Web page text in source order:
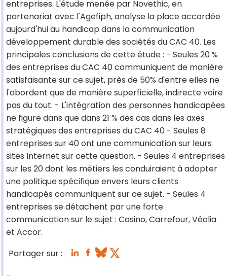
entreprises. L'étude menée par Novethic, en
partenariat avec l'Agefiph, analyse la place accordée
aujourd'hui au handicap dans la communication
développement durable des sociétés du CAC 40. Les
principales conclusions de cette étude : - Seules 20 %
des entreprises du CAC 40 communiquent de manière
satisfaisante sur ce sujet, près de 50% d'entre elles ne
l'abordent que de manière superficielle, indirecte voire
pas du tout. - L'intégration des personnes handicapées
ne figure dans que dans 21 % des cas dans les axes
stratégiques des entreprises du CAC 40 - Seules 8
entreprises sur 40 ont une communication sur leurs
sites Internet sur cette question. - Seules 4 entreprises
sur les 20 dont les métiers les conduiraient à adopter
une politique spécifique envers leurs clients
handicapés communiquent sur ce sujet. - Seules 4
entreprises se détachent par une forte
communication sur le sujet : Casino, Carrefour, Véolia
et Accor.
Partager sur :